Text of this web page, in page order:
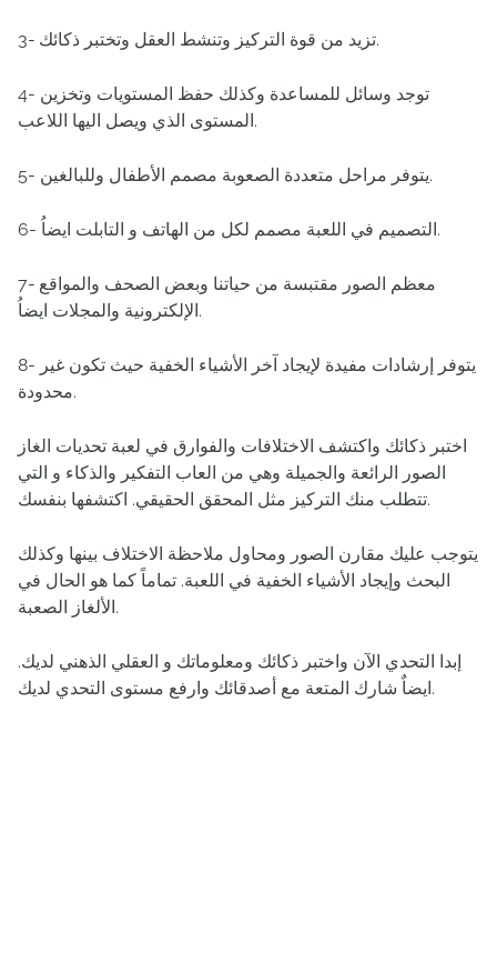
3- تزيد من قوة التركيز وتنشط العقل وتختبر ذكائك.
4- توجد وسائل للمساعدة وكذلك حفظ المستويات وتخزين
المستوى الذي ويصل اليها اللاعب.
5- يتوفر مراحل متعددة الصعوبة مصمم الأطفال وللبالغين.
6- التصميم في اللعبة مصمم لكل من الهاتف و التابلت ايضاُ.
7- معظم الصور مقتبسة من حياتنا وبعض الصحف والمواقع
الإلكترونية والمجلات ايضاُ.
8- يتوفر إرشادات مفيدة لإيجاد آخر الأشياء الخفية حيث تكون غير
محدودة.
اختبر ذكائك واكتشف الاختلافات والفوارق في لعبة تحديات الغاز
الصور الرائعة والجميلة وهي من العاب التفكير والذكاء و التي
تتطلب منك التركيز مثل المحقق الحقيقي. اكتشفها بنفسك.
يتوجب عليك مقارن الصور ومحاول ملاحظة الاختلاف بينها وكذلك
البحث وإيجاد الأشياء الخفية في اللعبة. تماماً كما هو الحال في
الألغاز الصعبة.
إبدا التحدي الآن واختبر ذكائك ومعلوماتك و العقلي الذهني لديك.
ايضاٌ شارك المتعة مع أصدقائك وارفع مستوى التحدي لديك.